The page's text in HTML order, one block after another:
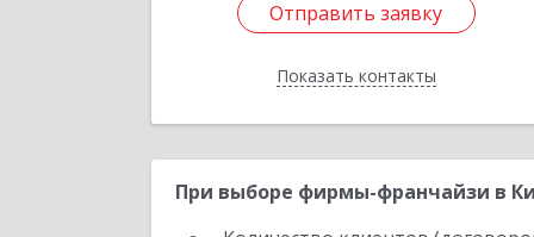
Отправить заявку
Показать контакты
Отправить заявку
Назад
При выборе фирмы-франчайзи в